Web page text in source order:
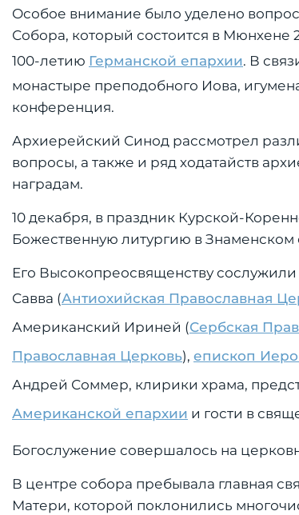
Особое внимание было уделено
Собора, который состоится в Мюнхене
100-летию Германской епархии. В
монастыре преподобного Иова,
конференция.
Архиерейский Синод рассмотрел
вопросы, а также и ряд ходатайств
наградам.
10 декабря, в праздник Курской-
Божественную литургию в Знаменском
Его Высокопреосвященству
Савва (Антиохийская Православная
Американский Ириней (Сербская
Православная Церковь), епископ
Андрей Соммер, клирики храма,
Американской епархии и гости в
Богослужение совершалось на
В центре собора пребывала главная
Матери, которой поклонились